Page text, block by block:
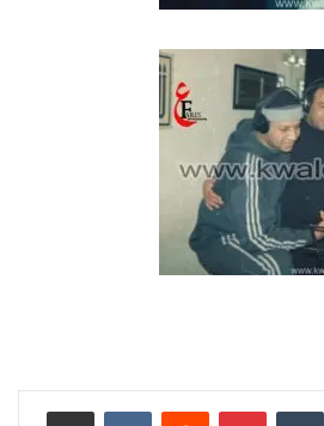
بينتيريست مشاركة عبر البريد